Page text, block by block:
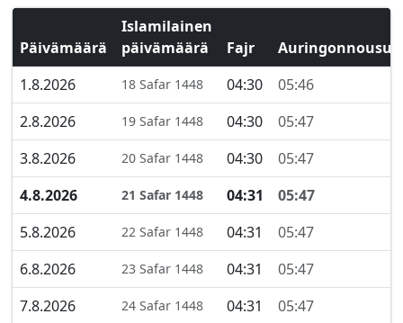
Päivämäärä
Islamilainen
päivämäärä
Fajr
Auringonnousu
1.8.2026
18 Safar 1448 04:30
05:46
2.8.2026
19 Safar 1448 04:30
05:47
3.8.2026
20 Safar 1448 04:30
05:47
4.8.2026
21 Safar 1448 04:31
05:47
5.8.2026
22 Safar 1448 04:31
05:47
6.8.2026
23 Safar 1448 04:31
05:47
7.8.2026
24 Safar 1448 04:31
05:47